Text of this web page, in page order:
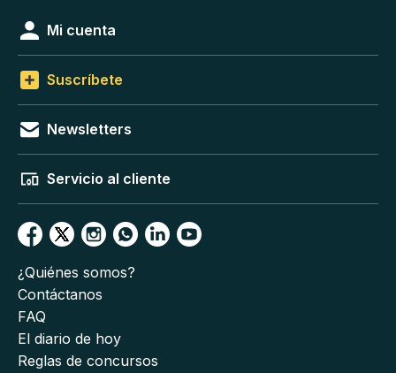
Mi cuenta
Suscríbete
Newsletters
Servicio al cliente
¿Quiénes somos?
Contáctanos
FAQ
El diario de hoy
Reglas de concursos